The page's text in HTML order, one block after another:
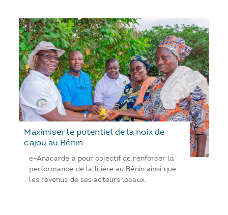
Maximiser le potentiel de la noix de
cajou au Bénin.
e-Anacarde a pour objectif de renforcer la
performance de la filière au Bénin ainsi que
les revenus de ses acteurs locaux.